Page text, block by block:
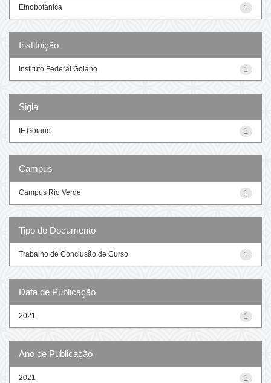
1
Etnobotânica
Instituição
1
Instituto Federal Goiano
Sigla
1
IF Goiano
Campus
1
Campus Rio Verde
Tipo de Documento
1
Trabalho de Conclusão de Curso
Data de Publicação
1
2021
Ano de Publicação
1
2021